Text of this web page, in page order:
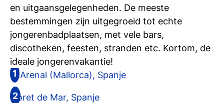
en uitgaansgelegenheden. De meeste
bestemmingen zijn uitgegroeid tot echte
jongerenbadplaatsen, met vele bars,
discotheken, feesten, stranden etc. Kortom, de
ideale jongerenvakantie!
El Arenal (Mallorca), Spanje
Lloret de Mar, Spanje